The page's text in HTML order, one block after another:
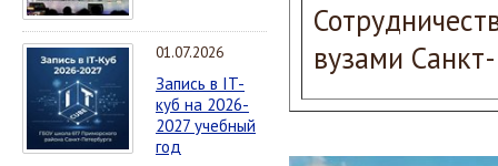
01.07.2026
Запись в IT-
куб на 2026-
2027 учебный
год
вузами